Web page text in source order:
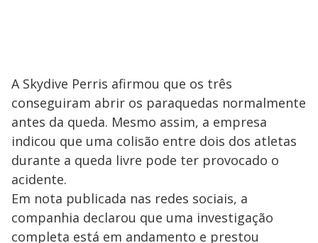
A Skydive Perris afirmou que os três
conseguiram abrir os paraquedas normalmente
antes da queda. Mesmo assim, a empresa
indicou que uma colisão entre dois dos atletas
durante a queda livre pode ter provocado o
acidente.
Em nota publicada nas redes sociais, a
companhia declarou que uma investigação
completa está em andamento e prestou